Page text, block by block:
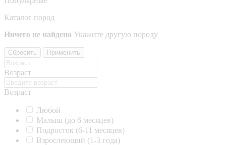
Каталог пород
Ничего не найдено Укажите другую породу
Сбросить Применить
Возраст
Возраст
Любой
Малыш (до 6 месяцев)
Подросток (6-11 месяцев)
Взрослеющий (1-3 года)